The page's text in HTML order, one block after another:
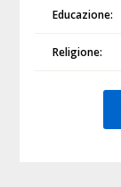
Educazione:
Religione: